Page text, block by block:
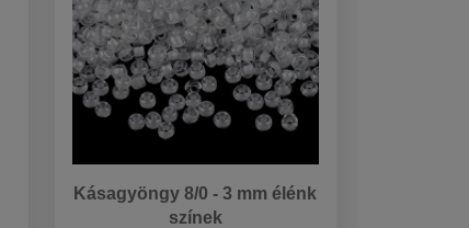
Kásagyöngy 8/0 - 3 mm élénk
színek